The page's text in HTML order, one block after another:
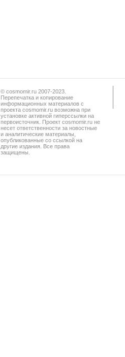
© cosmomir.ru 2007-2023.
Перепечатка и копирование
информационных материалов с
проекта cosmomir.ru возможна при
установке активной гиперссылки на
первоисточник. Проект cosmomir.ru не
несет ответственности за новостные
и аналитические материалы,
опубликованные со ссылкой на
другие издания. Все права
защищены.